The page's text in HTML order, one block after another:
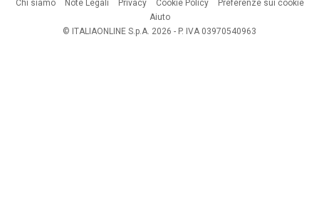
Chi siamo Note Legali Privacy Cookie Policy
Preferenze sui cookie
Aiuto
© ITALIAONLINE S.p.A. 2026 - P. IVA 03970540963